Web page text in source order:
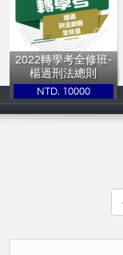
2022轉學考全修班-
楊過刑法總則
讀家補習班
NTD. 10000